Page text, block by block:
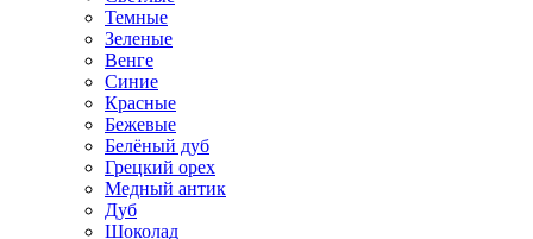
Темные
Зеленые
Венге
Синие
Красные
Бежевые
Белёный дуб
Грецкий орех
Медный антик
Дуб
Шоколад